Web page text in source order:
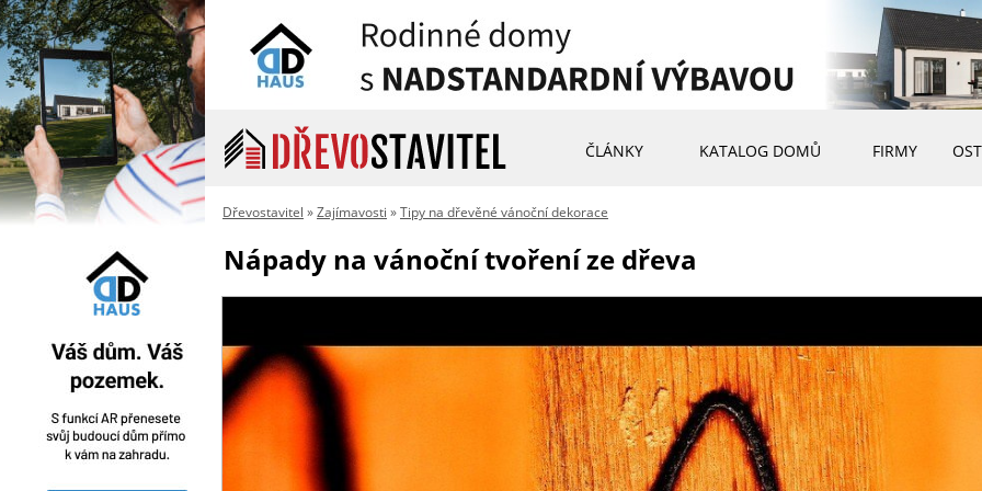
ČLÁNKY KATALOG DOMŮ FIRMY
Dřevostavitel »Zajímavosti »Tipy na dřevěné vánoční dekorace
Nápady na vánoční tvoření ze dřeva